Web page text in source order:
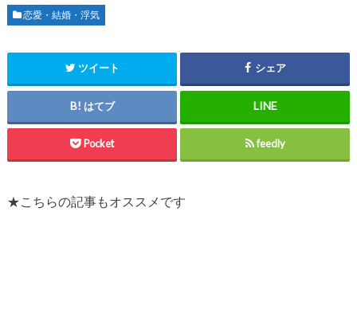
恋愛・結婚・浮気
ツイート シェア
はてブ
Pocket feedly
★こちらの記事もオススメです